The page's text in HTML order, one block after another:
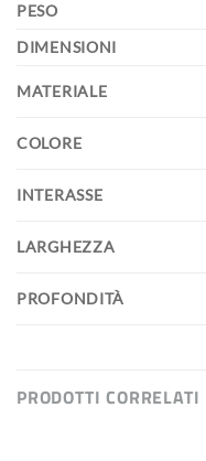
PESO
DIMENSIONI
MATERIALE
COLORE
INTERASSE
LARGHEZZA
PROFONDITÀ
PRODOTTI CORRELATI